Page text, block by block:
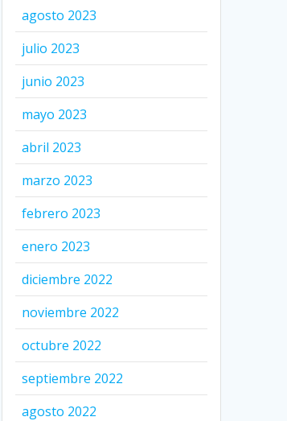
agosto 2023
julio 2023
junio 2023
mayo 2023
abril 2023
marzo 2023
febrero 2023
enero 2023
diciembre 2022
noviembre 2022
octubre 2022
septiembre 2022
agosto 2022